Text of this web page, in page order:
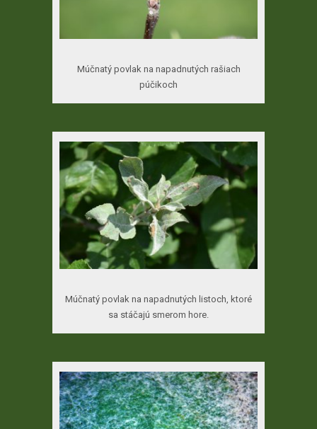
Múčnatý povlak na napadnutých rašiach
púčikoch
Múčnatý povlak na napadnutých listoch, ktoré
sa stáčajú smerom hore.